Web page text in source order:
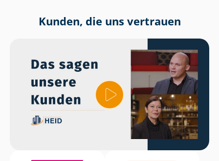
Kunden, die uns vertrauen